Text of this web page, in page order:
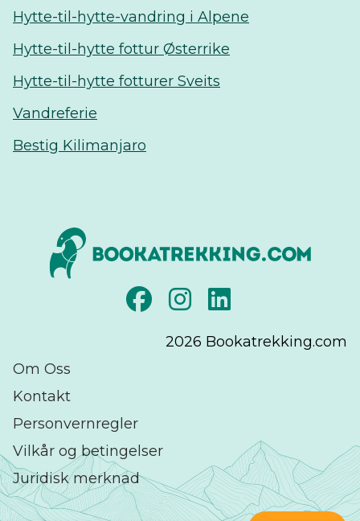
Hytte-til-hytte-vandring i Alpene
Hytte-til-hytte fottur Østerrike
Hytte-til-hytte fotturer Sveits
Vandreferie
Bestig Kilimanjaro
2026 Bookatrekking.com
Om Oss
Kontakt
Personvernregler
Vilkår og betingelser
Juridisk merknad